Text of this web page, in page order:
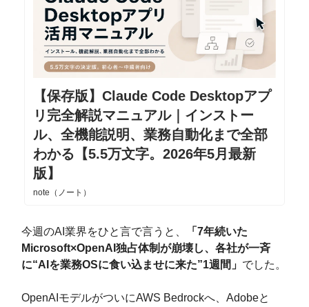
【保存版】Claude Code Desktopアプ
リ完全解説マニュアル｜インストー
ル、全機能説明、業務自動化まで全部
わかる【5.5万文字。2026年5月最新
版】
note（ノート）
今週のAI業界をひと言で言うと、
「7年続いた
Microsoft×OpenAI独占体制が崩壊し、各社が一斉
に“AIを業務OSに食い込ませに来た”1週間」 でした。
OpenAIモデルがついにAWS Bedrockへ、Adobeと